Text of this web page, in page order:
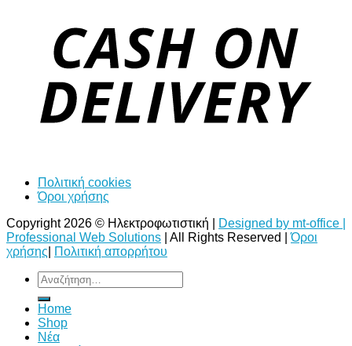
Πολιτική cookies
Όροι χρήσης
Copyright 2026 © Ηλεκτροφωτιστική |
Designed by mt-office |
Professional Web Solutions | All Rights Reserved |Όροι
χρήσης
Πολιτική απορρήτου
Αναζήτηση
για:
Home
Shop
Νέα